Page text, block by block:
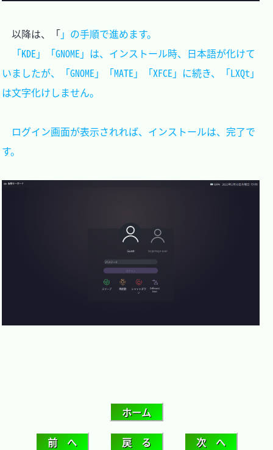
以降は、「」の手順で進めます。
「KDE」「GNOME」は、インストール時、日本語が化けて
いましたが、「GNOME」「MATE」「XFCE」に続き、「LXQt」
は文字化けしません。
ログイン画面が表示されれば、インストールは、完了で
す。